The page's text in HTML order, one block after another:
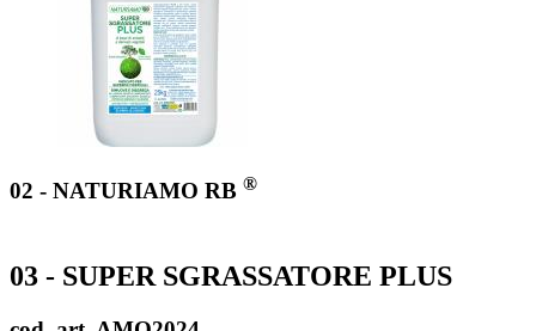
02 - NATURIAMO RB ®
03 - SUPER SGRASSATORE PLUS